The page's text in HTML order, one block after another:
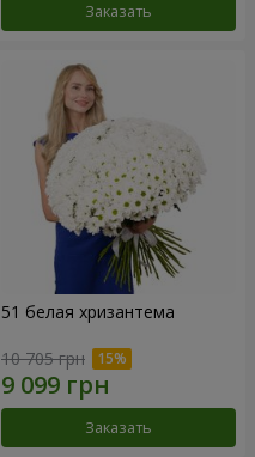
Заказать
51 белая хризантема
10 705 грн
Заказать